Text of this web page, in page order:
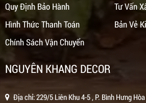
Quy Định Bảo Hành
Hình Thức Thanh Toán
Chính Sách Vận Chuyển
Tư Vấn
Bản Vẻ
NGUYÊN KHANG DECOR
Địa chỉ: 229/5 Liên Khu 4-5 , P. Bình Hưng Hòa